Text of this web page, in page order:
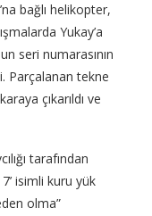
bağlı helikopter,
Yukay’a
seri numarasının
Parçalanan tekne
çıkarıldı ve
tarafından
isimli kuru yük
olma”